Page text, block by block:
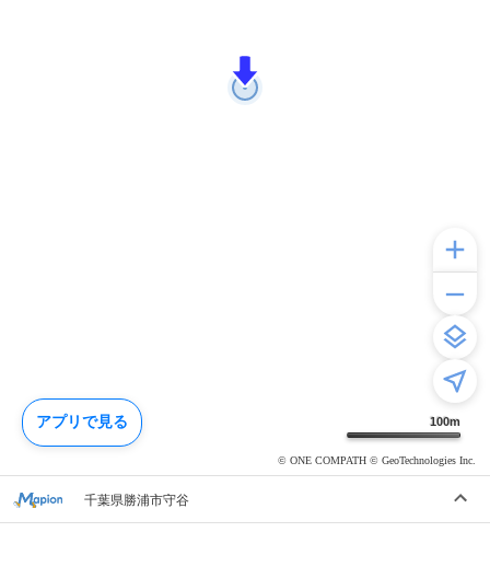
100m
© ONE COMPATH © GeoTechnologies Inc.
千葉県勝浦市守谷
アプリで見る